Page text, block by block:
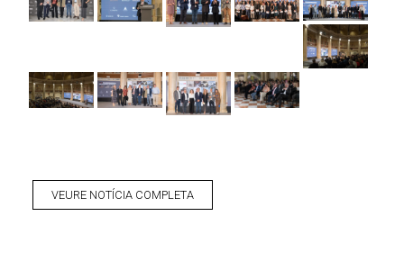
VEURE NOTÍCIA COMPLETA